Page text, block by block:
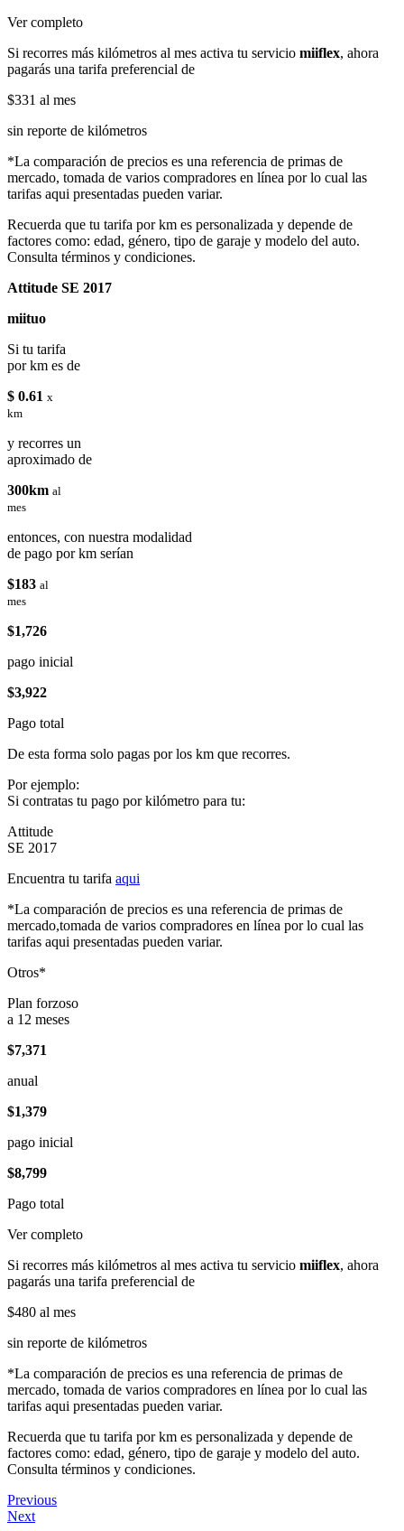
Ver completo
Si recorres más kilómetros al mes activa tu servicio miiflex, ahora
pagarás una tarifa preferencial de
$331 al mes
sin reporte de kilómetros
*La comparación de precios es una referencia de primas de
mercado, tomada de varios compradores en línea por lo cual las
tarifas aqui presentadas pueden variar.
Recuerda que tu tarifa por km es personalizada y depende de
factores como: edad, género, tipo de garaje y modelo del auto.
Consulta términos y condiciones.
Attitude SE 2017
miituo
Si tu tarifa
por km es de
$ 0.61 x
km
y recorres un
aproximado de
300km al
mes
entonces, con nuestra modalidad
de pago por km serían
$183 al
mes
$1,726
pago inicial
$3,922
Pago total
De esta forma solo pagas por los km que recorres.
Por ejemplo:
Si contratas tu pago por kilómetro para tu:
Attitude
SE 2017
Encuentra tu tarifa aqui
*La comparación de precios es una referencia de primas de
mercado,tomada de varios compradores en línea por lo cual las
tarifas aqui presentadas pueden variar.
Otros*
Plan forzoso
a 12 meses
$7,371
anual
$1,379
pago inicial
$8,799
Pago total
Ver completo
Si recorres más kilómetros al mes activa tu servicio miiflex, ahora
pagarás una tarifa preferencial de
$480 al mes
sin reporte de kilómetros
*La comparación de precios es una referencia de primas de
mercado, tomada de varios compradores en línea por lo cual las
tarifas aqui presentadas pueden variar.
Recuerda que tu tarifa por km es personalizada y depende de
factores como: edad, género, tipo de garaje y modelo del auto.
Consulta términos y condiciones.
Previous
Next